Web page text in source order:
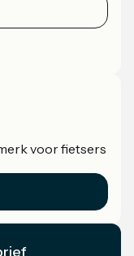
voor fietsers